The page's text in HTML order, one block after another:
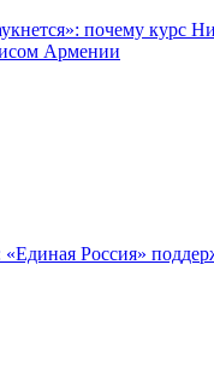
почему курс
Армении
Россия»